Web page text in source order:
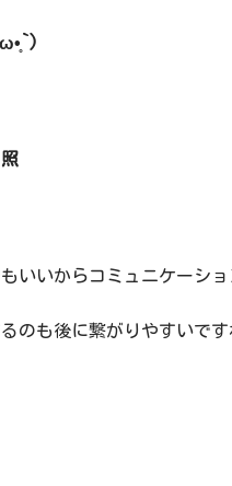
いいからコミュニケーシ
のも後に繋がりやすいで